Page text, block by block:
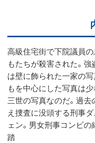
高級住宅街で下院議員
もたちが殺害された。
は壁に飾られた一家の
もを中心にした写真は
三世の写真なのだ。過
え捜査に没頭する刑事
ェン。男女刑事コンビ
踏